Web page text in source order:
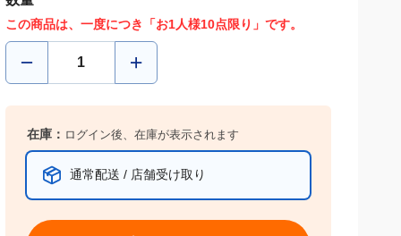
この商品は、一度につき「お1人様10点限り」です。
在庫： ログイン後、在庫が表示されます
通常配送 / 店舗受け取り